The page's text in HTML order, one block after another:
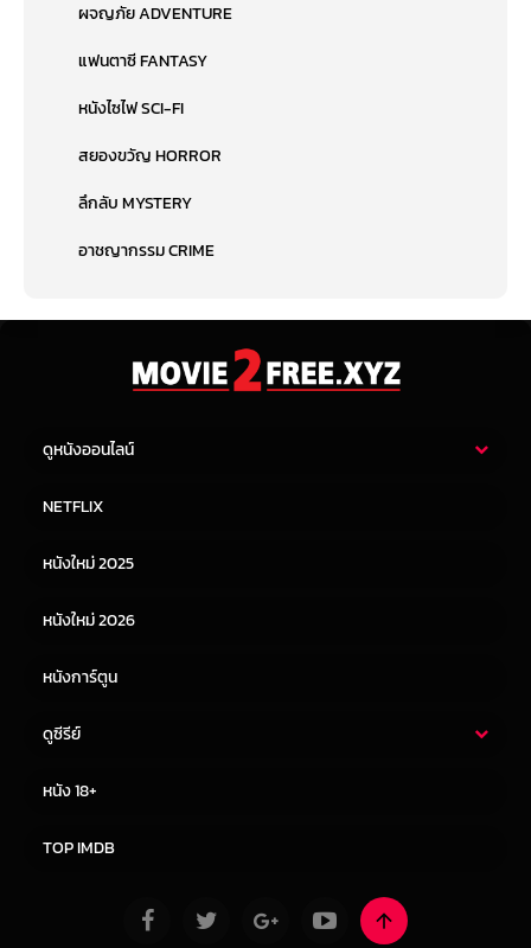
ผจญภัย ADVENTURE
แฟนตาซี FANTASY
หนังไซไฟ SCI-FI
สยองขวัญ HORROR
ลึกลับ MYSTERY
อาชญากรรม CRIME
ดูหนังออนไลน์
หนังจีน
NETFLIX
หนังใหม่ 2025
หนังใหม่ 2026
หนังการ์ตูน
ดูซีรีย์
หนัง 18+
TOP IMDB